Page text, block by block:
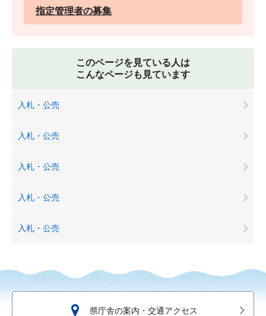
指定管理者の募集
このページを見ている人は
こんなページも見ています
入札・公売
入札・公売
入札・公売
入札・公売
入札・公売
県庁舎の案内・交通アクセス